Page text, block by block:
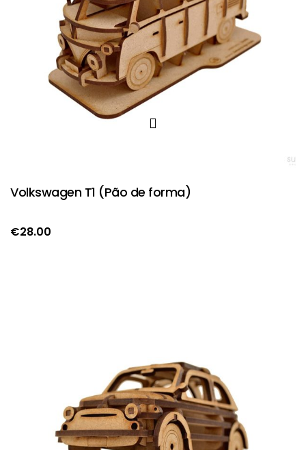
Volkswagen T1 (Pão de forma)
€28.00